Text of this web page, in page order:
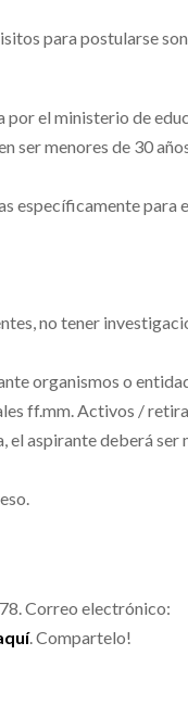
para postularse
el ministerio de
ser menores de 30
específicamente para
no tener
organismos o
ff.mm. Activos /
aspirante deberá ser
Correo electrónico:
. Compartelo!